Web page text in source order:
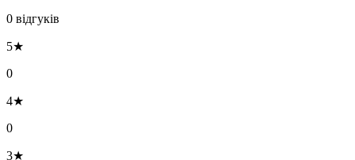
0 відгуків
5★
0
4★
0
3★